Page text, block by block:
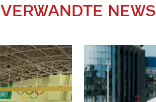
VERWANDTE NEWS